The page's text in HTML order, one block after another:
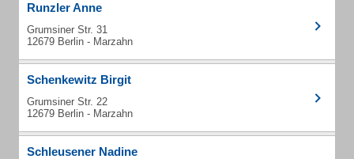
Runzler Anne
Grumsiner Str. 31
12679 Berlin - Marzahn
Schenkewitz Birgit
Grumsiner Str. 22
12679 Berlin - Marzahn
Schleusener Nadine